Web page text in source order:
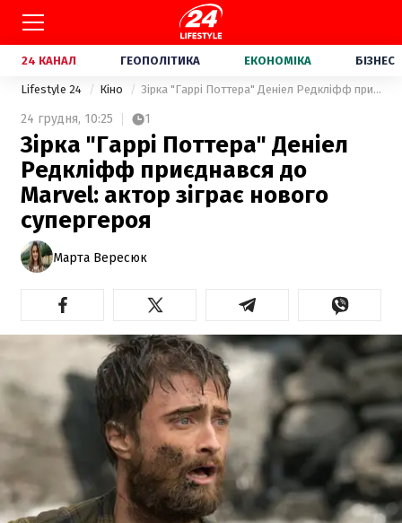
24 КАНАЛ ГЕОПОЛІТИКА ЕКОНОМІКА БІЗНЕС
Lifestyle 24 Кіно Зірка "Гаррі Поттера" Деніел Редкліфф приєднався до Marvel: актор зіграє нового супергероя
24 грудня, 10:25 1
Зірка "Гаррі Поттера" Деніел
Редкліфф приєднався до
Marvel: актор зіграє нового
супергероя
Марта Вересюк